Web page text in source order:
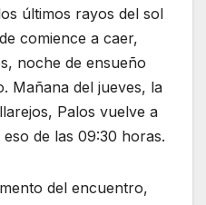
últimos rayos del sol
comience a caer,
noche de ensueño
Mañana del jueves, la
Palos vuelve a
de las 09:30 horas.
del encuentro,